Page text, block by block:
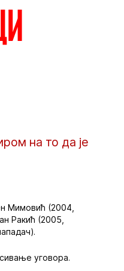
на то да је
Мимовић (2004,
Ракић (2005,
уговора.